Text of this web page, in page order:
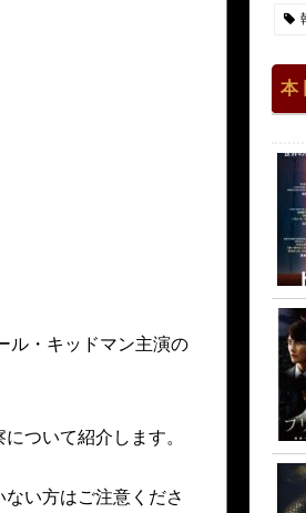
ル・キッドマン主演の
ついて紹介します。
い方はご注意くださ
本